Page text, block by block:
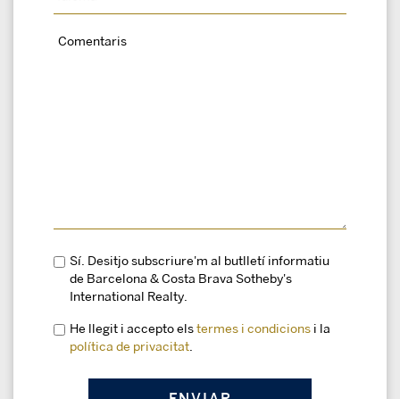
Sí. Desitjo subscriure'm al butlletí informatiu
de Barcelona & Costa Brava Sotheby's
International Realty.
He llegit i accepto els termes i condicions i la
política de privacitat